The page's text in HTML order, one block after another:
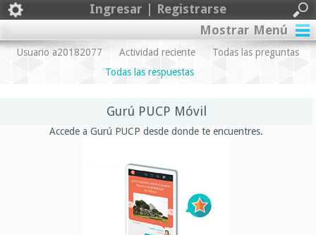
Ingresar | Registrarse
Mostrar Menú
Usuario a20182077 Actividad reciente
Todas las preguntas
Todas las respuestas
Gurú PUCP Móvil
Accede a Gurú PUCP desde donde te encuentres.